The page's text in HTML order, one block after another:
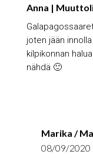
Anna |
joten jään
kilpikonnan
nähdä 🙂
Marika /
08/09/2020